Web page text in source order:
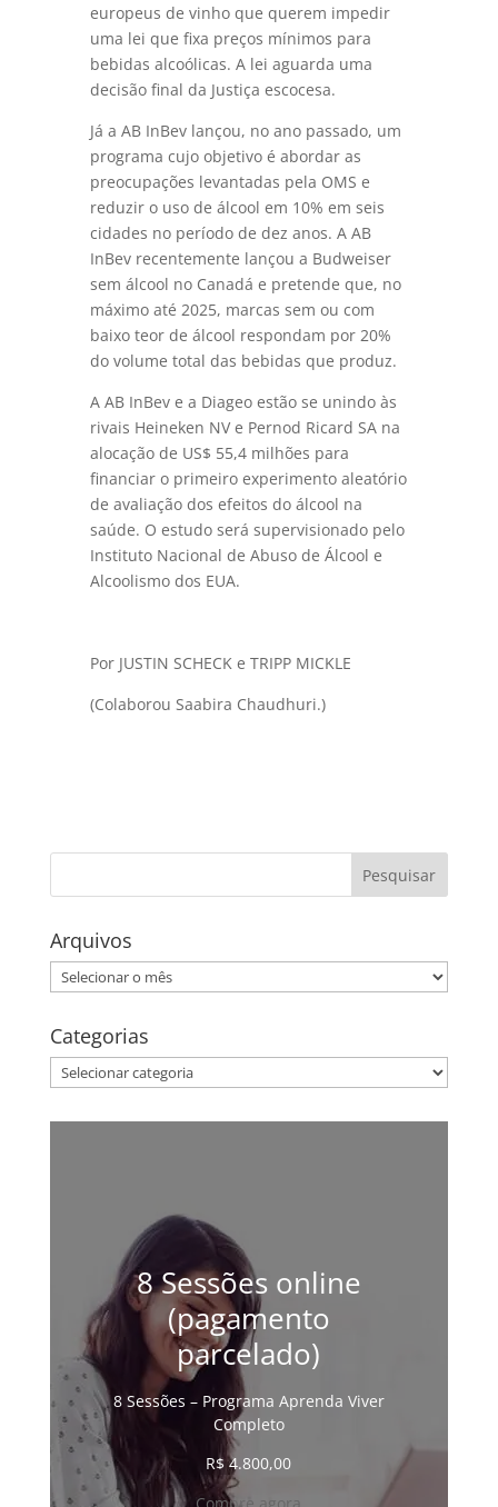
europeus de vinho que querem impedir
uma lei que fixa preços mínimos para
bebidas alcoólicas. A lei aguarda uma
decisão final da Justiça escocesa.
Já a AB InBev lançou, no ano passado, um
programa cujo objetivo é abordar as
preocupações levantadas pela OMS e
reduzir o uso de álcool em 10% em seis
cidades no período de dez anos. A AB
InBev recentemente lançou a Budweiser
sem álcool no Canadá e pretende que, no
máximo até 2025, marcas sem ou com
baixo teor de álcool respondam por 20%
do volume total das bebidas que produz.
A AB InBev e a Diageo estão se unindo às
rivais Heineken NV e Pernod Ricard SAna
alocação de US$ 55,4 milhões para
financiar o primeiro experimento aleatório
de avaliação dos efeitos do álcool na
saúde. O estudo será supervisionado pelo
Instituto Nacional de Abuso de Álcool e
Alcoolismo dos EUA.
Por JUSTIN SCHECK e TRIPP MICKLE
(Colaborou Saabira Chaudhuri.)
Arquivos
Arquivos
Categorias
Categorias
8 Sessões online
(pagamento
parcelado)
8 Sessões – Programa Aprenda Viver
Completo
R$4.800,00